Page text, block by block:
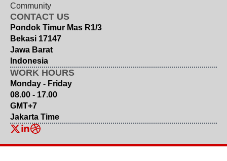
Community
CONTACT US
Pondok Timur Mas R1/3
Bekasi 17147
Jawa Barat
Indonesia
WORK HOURS
Monday - Friday
08.00 - 17.00
GMT+7
Jakarta Time